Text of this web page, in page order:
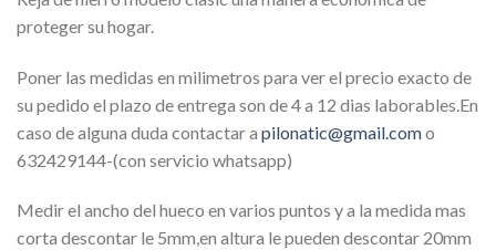
proteger su hogar.
Poner las medidas en milimetros para ver el precio exacto de
su pedido el plazo de entrega son de 4 a 12 dias laborables.En
caso de alguna duda contactar a pilonatic@gmail.como
632429144-(con servicio whatsapp)
Medir el ancho del hueco en varios puntos y a la medida mas
corta descontar le 5mm,en altura le pueden descontar 20mm